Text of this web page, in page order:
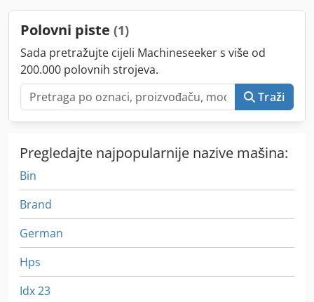
Polovni piste (1)
Sada pretražujte cijeli Machineseeker s više od
200.000 polovnih strojeva.
Traži
Pregledajte najpopularnije nazive mašina:
Bin
Brand
German
Hps
Idx 23